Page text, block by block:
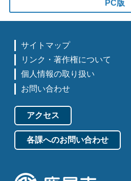
PC版
サイトマップ
リンク・著作権について
個人情報の取り扱い
お問い合わせ
アクセス
各課へのお問い合わせ